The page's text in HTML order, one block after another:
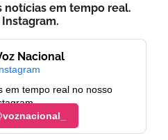
notícias em tempo real.
Nacional
em tempo real no nosso